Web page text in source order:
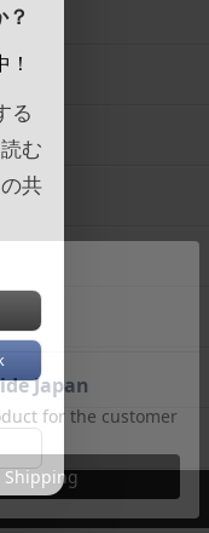
？
る
む
共